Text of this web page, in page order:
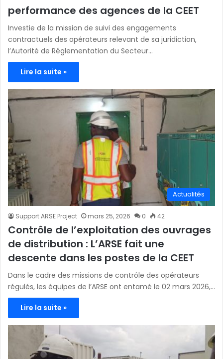
performance des agences de la CEET
Investie de la mission de suivi des engagements
contractuels des opérateurs relevant de sa juridiction,
l’Autorité de Réglementation du Secteur…
Lire la suite »
Actualités
Support ARSE Project mars 25, 2026 0 42
Contrôle de l’exploitation des ouvrages
de distribution : L’ARSE fait une
descente dans les postes de la CEET
Dans le cadre des missions de contrôle des opérateurs
régulés, les équipes de l’ARSE ont entamé le 02 mars 2026,…
Lire la suite »